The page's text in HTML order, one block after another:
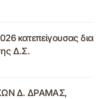
κατεπείγουσας δια
Δ.Σ.
Δ. ΔΡΑΜΑΣ,